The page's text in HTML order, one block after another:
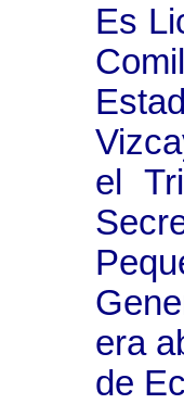
Es
el
era
de